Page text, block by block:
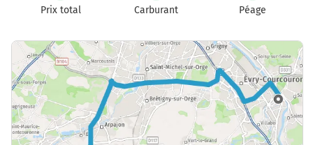
Prix total Carburant Péage